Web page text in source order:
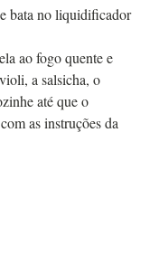
bata no liquidificador
ao fogo quente e
a salsicha, o
até que o
as instruções da